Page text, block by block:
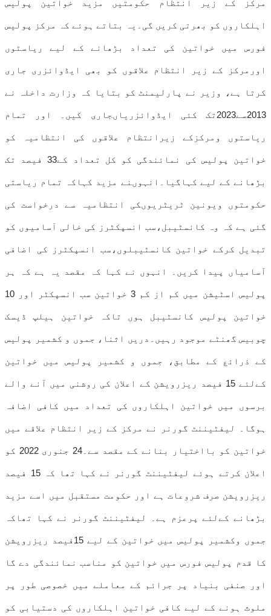
مرکز کے زیر انتظام حکومتیں مزید خواتین پولیس
اہلکاروں کو بھرتی کریں گی۔یہ بتاتے ہوئے کہ مرکز پولیس
فورس میں خواتین کی تعداد بڑھانے کے لیے ریاستوں
اورمرکز کے زیر انتظام علاقوں کو بھی ایڈوائزری جاری
کرتا ہے، وزیر نے پارلیمنٹ کو بتایا کہ وزارت داخلہ نے
2013سے2023تک کئی ایڈوائزریاںجاری کیں۔ اور تمام
ریاستوں ومرکزکے زیرانتظام علاقوں کی انتظامیہ کو
خواتین پولیس کی نمائندگی کو کل تعداد کے33 فیصد تک
بڑھانے کے لیے کہاگیا۔انہوںنے مزید کہاکہ تمام ریاستی
حکومتوں ویونین ٹریٹریوںکی انتظامیہ سے درخواست کی
گئی ہے کہ وہ کانسٹیبل،سب انسپکٹرز کی خالی آسامیوں کو
تبدیل کرکے خواتین کانسٹیبلوں،سب انسپکٹرز کی اضافی
آسامیاں پیدا کریں۔ انہوں نے کہا کہ مقصد یہ ہے کہ ہر
پولیس اسٹیشن میں کم از کم 3 خواتین سب انسپکٹر اور 10
خواتین پولیس کانسٹیبل ہوں تاکہ خواتین ہیلپ ڈیسک
چوبیس گھنٹے موجود رہیں۔دریں اثنا، جموں و کشمیر پولیس
کے ذرائع کے مطابق، جموں و کشمیر پولیس میں خواتین
کےلئے 15 فیصد ریزرویشن کے اعلان کی روشنی میں آنے والے
برسوں میں خواتین اہلکاروں کی تعداد میں کافی اضافہ
ہوگا۔ لیفٹیننٹ گورنر نے مرکز کے زیر انتظام علاقے میں
خواتین کو بااختیار بنانے کے مقصد سے۔24 جنوری 2022 کو
اعلان کرتے ہوئے لیفٹیننٹ گورنر نے کہا تھا کہ 15 فیصد
ریزرویشن صرف شروعات ہے اور حکومت مستقبل میں اسے مزید
بڑھانے کےلئے پرعزم ہے۔ لیفٹیننٹ گورنر نے کہا تھاکہ
جموں وکشمیر پولیس میں خواتین کے لیے 15فیصد ریزرویشن
کا قدم پولیس فورس میں خواتین کو مناسب نمائندگی دے گا
اور صنفی بنیاد پر جرائم کے معاملے میں خصوصی طور پر
ملوث ہونے کے لیے کافی خواتین اہلکاروں کی دستیابی کو